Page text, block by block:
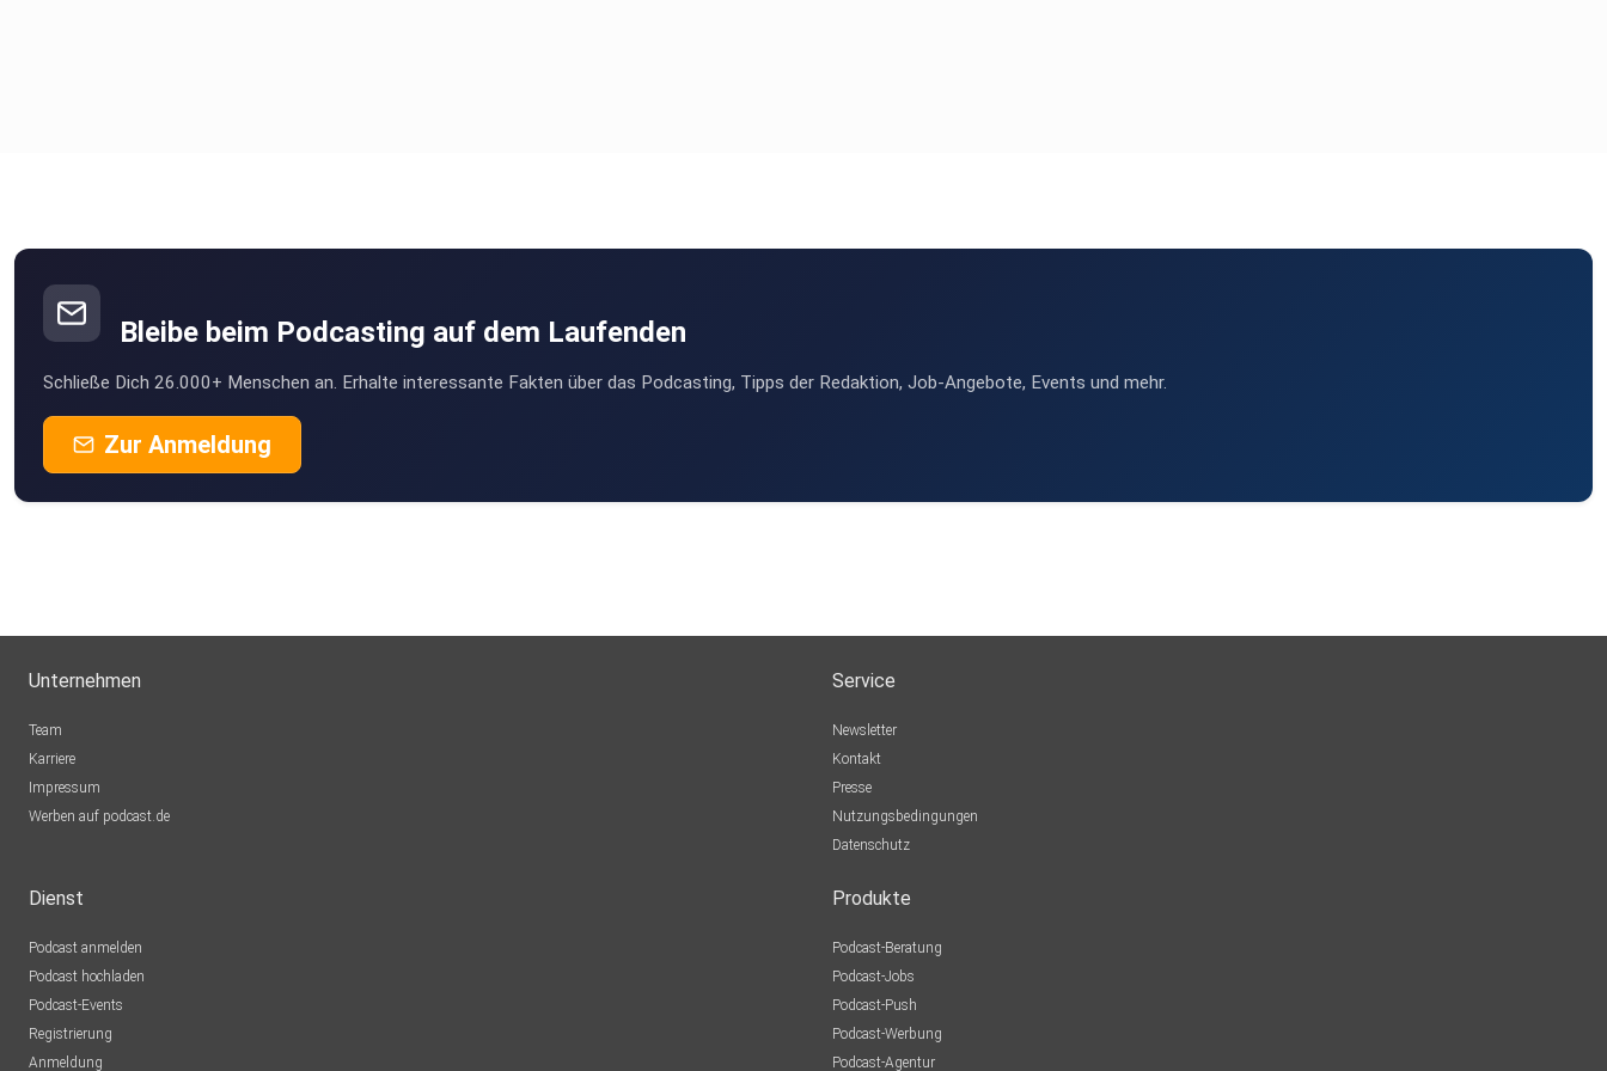
Bleibe beim Podcasting auf dem Laufenden
Schließe Dich 26.000+ Menschen an. Erhalte interessante Fakten über das Podcasting, Tipps der Redaktion, Job-Angebote, Events und mehr.
Zur Anmeldung
Unternehmen
Team
Karriere
Impressum
Werben auf podcast.de
Service
Newsletter
Kontakt
Presse
Nutzungsbedingungen
Datenschutz
Dienst
Podcast anmelden
Podcast hochladen
Podcast-Events
Registrierung
Anmeldung
Produkte
Podcast-Beratung
Podcast-Jobs
Podcast-Push
Podcast-Werbung
Podcast-Agentur